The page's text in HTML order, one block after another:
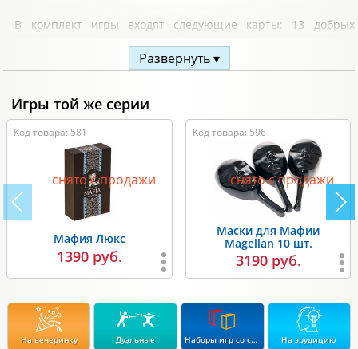
В комплект игры входят следующие карты: 13 добрых
Комплектация:
14 карточек;
правила игры.
Правила игры Волшебная мафия
Развернуть ▾
Игры той же серии
Код товара: 581
Мафия Люкс
1390 руб.
снято с продажи
Код товара: 596
Маски для Мафии
Magellan 10 шт.
3190 руб.
снято с продажи
Дуэльные Наборы игр со скидкой до 15% На эрудицию
На вечеринку